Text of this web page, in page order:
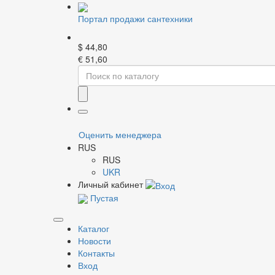
Портал продажи сантехники
$ 44,80
€ 51,60
Оценить менеджера
RUS
RUS
UKR
Личный кабинет
Пустая
Каталог
Новости
Контакты
Вход
Главная Каталог Резьбовые фитинги
Фильтр
Бренд
Вид ниппеля
Размер резьбы, дюйм